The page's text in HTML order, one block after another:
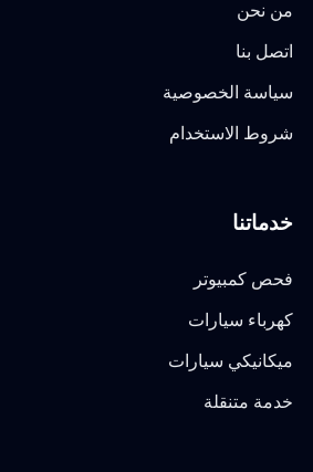
من نحن
اتصل بنا
سياسة الخصوصية
شروط الاستخدام
خدماتنا
فحص كمبيوتر
كهرباء سيارات
ميكانيكي سيارات
خدمة متنقلة